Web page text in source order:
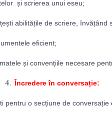
și scrierea unui eseu;
abilitățile de scriere, învățând
eficient;
și convențiile necesare
Încredere în conversație:
pentru o secțiune de